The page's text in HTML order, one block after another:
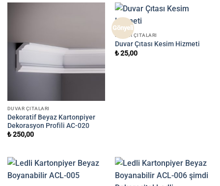
DUVAR ÇITALARI
Dekoratif Beyaz Kartonpiyer
Dekorasyon Profili AC-020
₺250,00
Gönyeli
DUVAR ÇITALARI
Duvar Çıtası Kesim Hizmeti
₺25,00